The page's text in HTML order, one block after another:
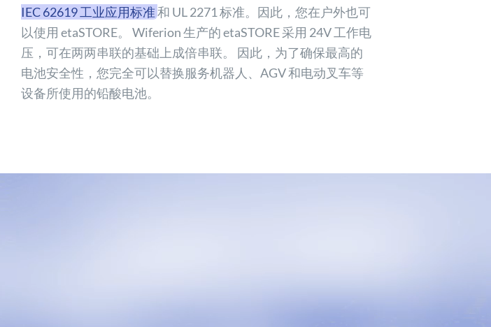
IEC 62619 工业应用标准和 UL 2271 标准。因此，您在户外也可
以使用 etaSTORE。 Wiferion 生产的 etaSTORE 采用 24V 工作电
压，可在两两串联的基础上成倍串联。 因此，为了确保最高的
电池安全性，您完全可以替换服务机器人、AGV 和电动叉车等
设备所使用的铅酸电池。